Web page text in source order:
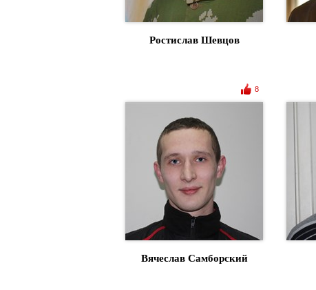
Ростислав Шевцов
8
Вячеслав Самборский